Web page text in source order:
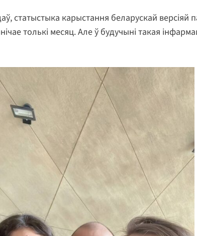
статыстыка карыстання беларускай версіяй
толькі месяц. Але ў будучыні такая